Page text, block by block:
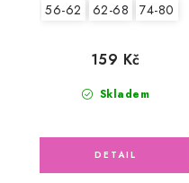
56-62 62-68 74-80
Skladem
159 Kč